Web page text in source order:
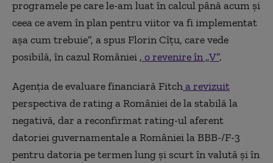
programele pe care le-am luat în calcul până acum şi
ceea ce avem în plan pentru viitor va fi implementat
aşa cum trebuie”, a spus Florin Cîţu, care vede
posibilă, în cazul României , o revenire în „V”.
Agenţia de evaluare financiară Fitcha revizuit
perspectiva de rating a României de la stabilă la
negativă, dar a reconfirmat rating-ul aferent
datoriei guvernamentale a României la BBB-/F-3
pentru datoria pe termen lung şi scurt în valută şi în